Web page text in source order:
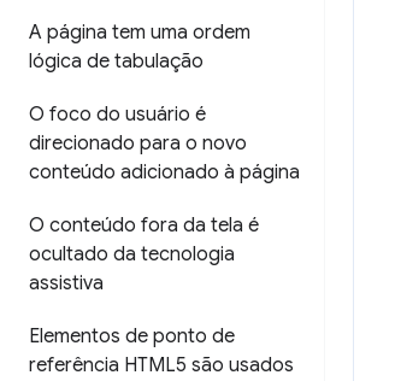
A página tem uma ordem
lógica de tabulação
O foco do usuário é
direcionado para o novo
conteúdo adicionado à página
O conteúdo fora da tela é
ocultado da tecnologia
assistiva
Elementos de ponto de
referência HTML5 são usados